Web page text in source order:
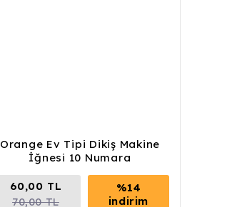
Orange Ev Tipi Dikiş Makine
İğnesi 10 Numara
60,00 TL
70,00 TL
%14
indirim